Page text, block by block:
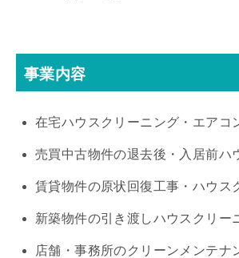
事業内容
在宅ハウスクリーニング・エアコ
売買中古物件の退去後・入居前ハ
賃貸物件の原状回復工事・ハウス
新築物件の引き渡しハウスクリー
店舗・事務所のクリーンメンテナ